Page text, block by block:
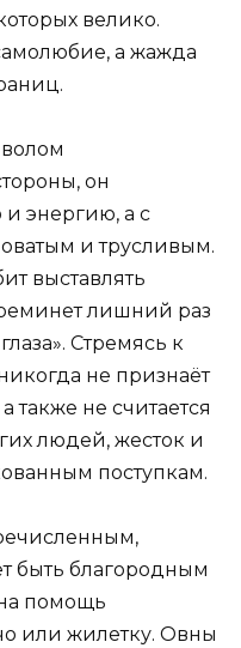
велико.
а жажда
он
и энергию, а с
и трусливым.
выставлять
лишний раз
Стремясь к
не признаёт
также не считается
людей, жесток и
поступкам.
быть благородным
помощь
или жилетку. Овны